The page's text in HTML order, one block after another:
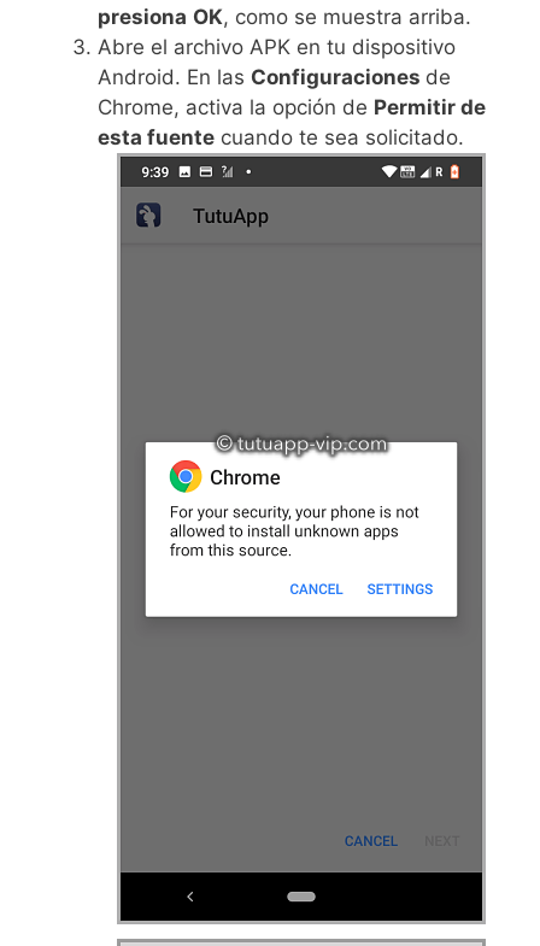
presiona OK, como se muestra arriba.
Abre el archivo APK en tu dispositivo
Android. En las Configuraciones de
Chrome, activa la opción de Permitir de
esta fuente cuando te sea solicitado.